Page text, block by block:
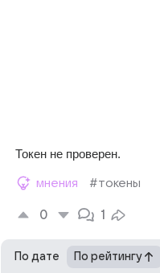
Токен не проверен.
мнения #токены
0 1
По дате По рейтингу